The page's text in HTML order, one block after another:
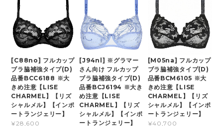
[C88no] フルカップ
ブラ脇補強タイプ(D)
品番BCC6188 ※大
きめ注意【LISE
CHARMEL】【リズ
シャルメル】【インポ
ートランジェリー】
¥28,600
[J94nl] ※グラマー
さん向け フルカップ
ブラ脇補強タイプ(D)
品番BCJ6194 ※大き
め注意【LISE
CHARMEL】【リズ
シャルメル】【インポ
ートランジェリー】
[M05na] フルカップ
ブラ脇補強タイプ(D)
品番BCM6105 ※大
きめ注意【LISE
CHARMEL】【リズ
シャルメル】【インポ
ートランジェリー】
¥40,700